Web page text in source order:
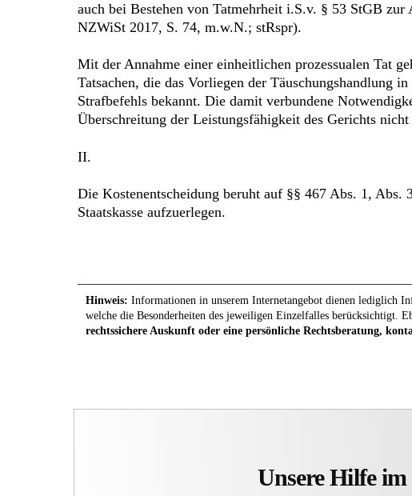
auch bei Bestehen von Tatmehrheit i.S.v. § 53 StGB
NZWiSt 2017, S. 74, m.w.N.; stRspr).
Mit der Annahme einer einheitlichen prozessualen Tat
Tatsachen, die das Vorliegen der Täuschungshandlung
Strafbefehls bekannt. Die damit verbundene
Überschreitung der Leistungsfähigkeit des Gerichts
II.
Die Kostenentscheidung beruht auf §§ 467 Abs. 1, Abs.
Staatskasse aufzuerlegen.
Hinweis: Informationen in unserem Internetangebot dienen lediglich
welche die Besonderheiten des jeweiligen Einzelfalles berücksichtigt.
rechtssichere Auskunft oder eine persönliche Rechtsberatung,
Unsere Hilfe